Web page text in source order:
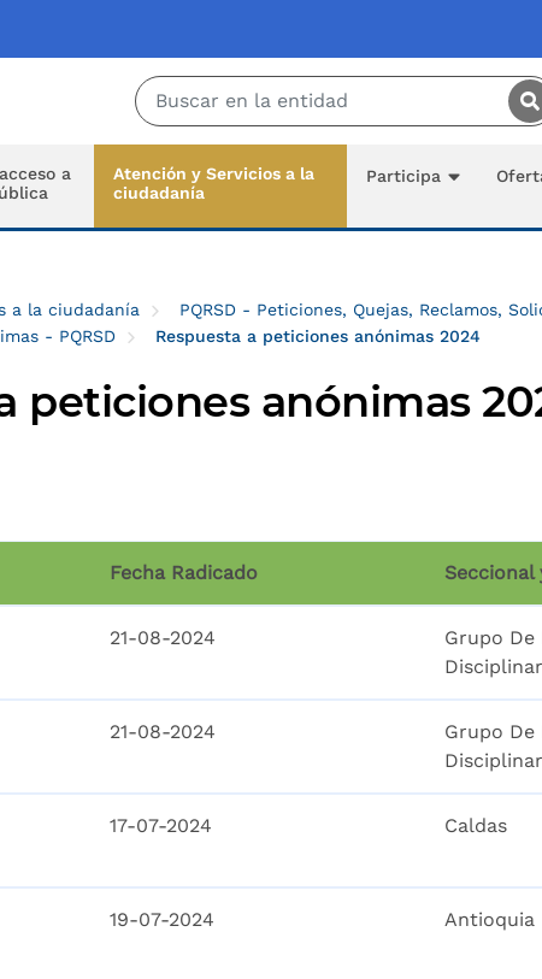
a
Atención y Servicios a la
ciudadanía
Participa
a la ciudadanía
PQRSD - Peticiones, Quejas, Reclamos,
- PQRSD
Respuesta a peticiones anónimas 2024
peticiones anónimas
Fecha Radicado Seccional
21-08-2024
Grupo De
21-08-2024
Grupo De
17-07-2024 Caldas
19-07-2024 Antioquia